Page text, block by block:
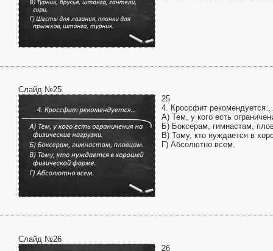
Слайд №25
25
4. Кроссфит рекомендуется…
А) Тем, у кого есть
Б) Боксерам, гимнастам,
В) Тому, кто нуждается в
Г) Абсолютно всем.
Слайд №26
26